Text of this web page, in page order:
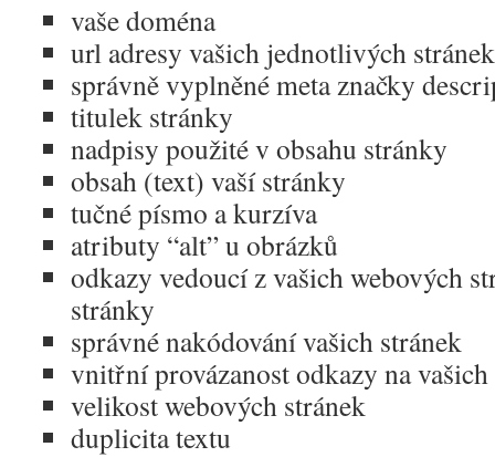
vaše doména
url adresy vašich jednotlivých stránek
správně vyplněné meta značky
titulek stránky
nadpisy použité v obsahu stránky
obsah (text) vaší stránky
tučné písmo a kurzíva
atributy “alt” u obrázků
odkazy vedoucí z vašich webových
stránky
správné nakódování vašich stránek
vnitřní provázanost odkazy na
velikost webových stránek
duplicita textu